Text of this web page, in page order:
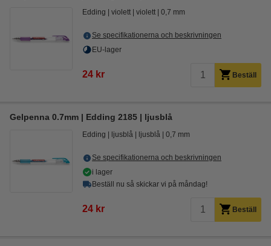
Edding violett violett 0,7 mm
Se specifikationerna och beskrivningen
EU-lager
24 kr Beställ
Gelpenna 0.7mm | Edding 2185 | ljusblå
Edding ljusblå ljusblå 0,7 mm
Se specifikationerna och beskrivningen
i lager
Beställ nu så skickar vi på måndag!
24 kr Beställ